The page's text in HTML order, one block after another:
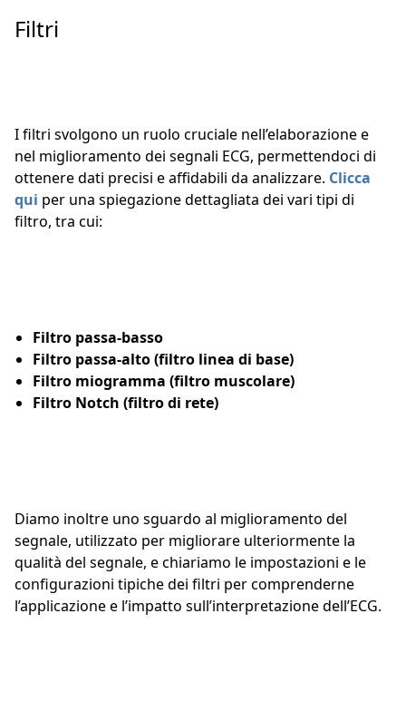
Filtri
I filtri svolgono un ruolo cruciale nell’elaborazione e
nel miglioramento dei segnali ECG, permettendoci di
ottenere dati precisi e affidabili da analizzare. Clicca
qui per una spiegazione dettagliata dei vari tipi di
filtro, tra cui:
Filtro passa-basso
Filtro passa-alto (filtro linea di base)
Filtro miogramma (filtro muscolare)
Filtro Notch (filtro di rete)
Diamo inoltre uno sguardo al miglioramento del
segnale, utilizzato per migliorare ulteriormente la
qualità del segnale, e chiariamo le impostazioni e le
configurazioni tipiche dei filtri per comprenderne
l’applicazione e l’impatto sull’interpretazione dell’ECG.